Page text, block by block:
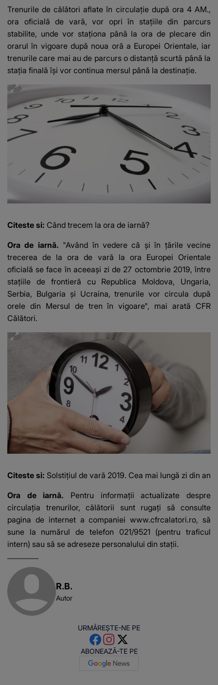
Trenurile de călători aflate în circulaţie după ora 4 AM.,
ora oficială de vară, vor opri în staţiile din parcurs
stabilite, unde vor staţiona până la ora de plecare din
orarul în vigoare după noua oră a Europei Orientale, iar
trenurile care mai au de parcurs o distanţă scurtă până la
staţia finală îşi vor continua mersul până la destinaţie.
Citeste si: Când trecem la ora de iarnă?
Ora de iarnă. "Având în vedere că şi în ţările vecine
trecerea de la ora de vară la ora Europei Orientale
oficială se face în aceeaşi zi de 27 octombrie 2019, între
staţiile de frontieră cu Republica Moldova, Ungaria,
Serbia, Bulgaria şi Ucraina, trenurile vor circula după
orele din Mersul de tren în vigoare", mai arată CFR
Călători.
Citeste si: Solstițiul de vară 2019. Cea mai lungă zi din an
Ora de iarnă. Pentru informaţii actualizate despre
circulaţia trenurilor, călătorii sunt rugaţi să consulte
pagina de internet a companiei www.cfrcalatori.ro, să
sune la numărul de telefon 021/9521 (pentru traficul
intern) sau să se adreseze personalului din staţii.
R.B.
Autor
URMĂREȘTE-NE PE
ABONEAZĂ-TE PE